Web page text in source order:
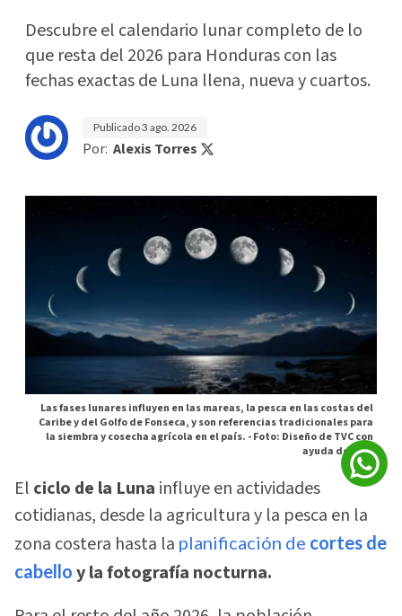
Descubre el calendario lunar completo de lo
que resta del 2026 para Honduras con las
fechas exactas de Luna llena, nueva y cuartos.
Publicado3 ago. 2026
Por: Alexis Torres
Las fases lunares influyen en las mareas, la pesca en las costas del
Caribe y del Golfo de Fonseca, y son referencias tradicionales para
la siembra y cosecha agrícola en el país. -Foto: Diseño de TVC con
ayuda de la IA
El ciclo de la Luna influye en actividades
cotidianas, desde la agricultura y la pesca en la
zona costera hasta la planificación de cortes de
cabello y la fotografía nocturna.